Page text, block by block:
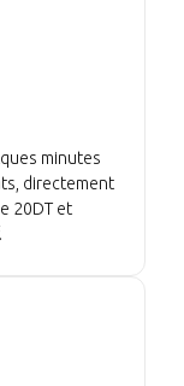
minutes
directement
20DT et